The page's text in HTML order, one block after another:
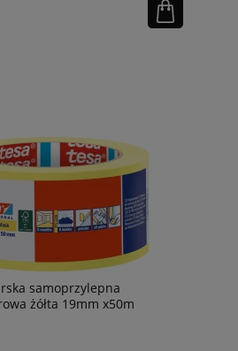
samoprzylepna
żółta 19mm x50m